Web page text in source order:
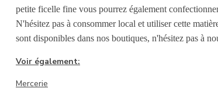
petite ficelle fine vous pourrez également
N'hésitez pas à consommer local et utiliser cette
sont disponibles dans nos boutiques, n'hésitez pas à
Voir également:
Mercerie